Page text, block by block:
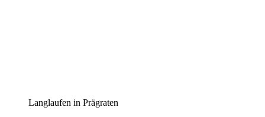
Langlaufen in Prägraten